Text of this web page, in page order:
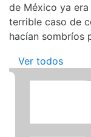
de México ya
terrible caso de
hacían sombríos
Ver todos